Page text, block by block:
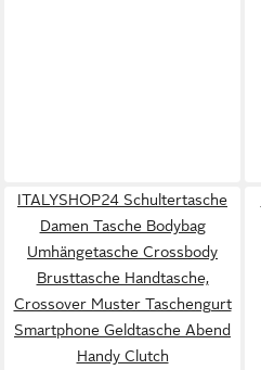
ITALYSHOP24 Schultertasche
Damen Tasche Bodybag
Umhängetasche Crossbody
Brusttasche Handtasche,
Crossover Muster Taschengurt
Smartphone Geldtasche Abend
Handy Clutch